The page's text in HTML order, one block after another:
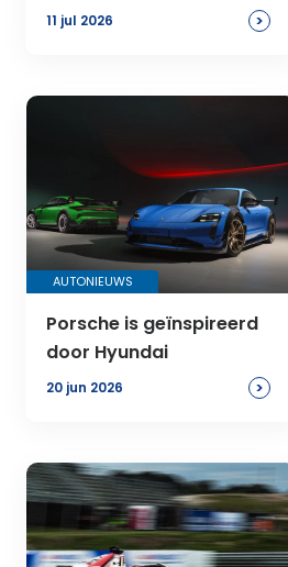
11 jul 2026 >
AUTONIEUWS
Porsche is geïnspireerd
door Hyundai
20 jun 2026 >